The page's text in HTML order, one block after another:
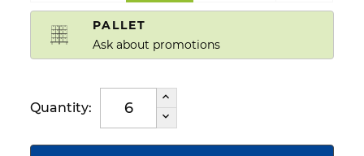
PALLET
Ask about promotions
Quantity: